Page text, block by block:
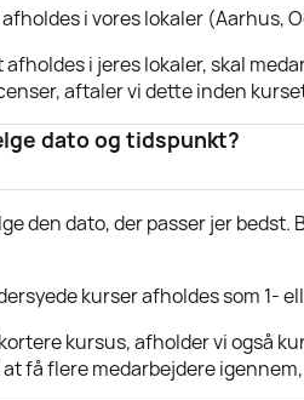
i vores lokaler (Aarhus,
afholdes i jeres lokaler, skal
aftaler vi dette inden
dato og tidspunkt?
den dato, der passer jer
kurser afholdes som 1-
kursus, afholder vi også
få flere medarbejdere